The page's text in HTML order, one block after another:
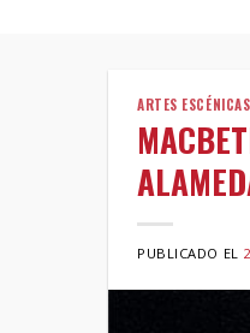
ARTES ESCÉNICAS
PUBLICADO EL